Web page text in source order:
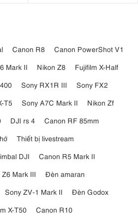
– 20.000K
nhiệt độ màu cực rộng từ 1800K đến
linh hoạt kiểm soát ánh sáng trong
ánh sáng ấm mang sắc vàng nhẹ cho
Canon R8
Canon PowerShot V1
Mark II Nikon Z8
Fujifilm X-Half
Sony RX1R III
Sony FX2
T5 Sony A7C Mark II
Nikon Zf
DJI rs 4
Canon RF 85mm
Thiết bị livestream
DJI
Canon R5 Mark II
Z6 Mark III
Đèn amaran
Sony ZV-1 Mark II
Đèn Godox
X-T50
Canon R10